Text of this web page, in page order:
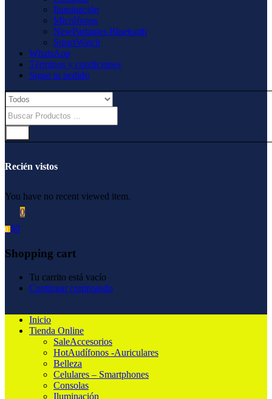
Iluminación
Micrófonos
NewParlantes Bluetooth
SmartWatch
WhatsApp
Términos y condiciones
Sigue tu pedido
Recién vistos
You have no recent viewed item.
0
0 $0
Shopping cart
Tu carrito está vacío
Continuar comprando
Inicio
Tienda Online
SaleAccesorios
HotAudífonos -Auriculares
Belleza
Celulares – Smartphones
Consolas
Iluminación